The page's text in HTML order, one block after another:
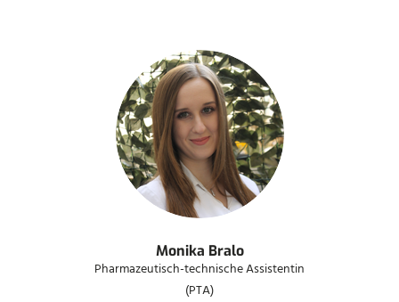
Monika Bralo
Pharmazeutisch-technische Assistentin
(PTA)